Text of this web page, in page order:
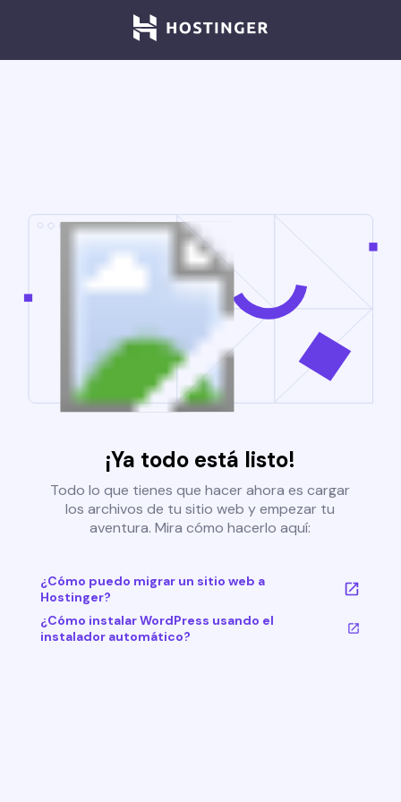
¡Ya todo está listo!
Todo lo que tienes que hacer ahora es cargar
los archivos de tu sitio web y empezar tu
aventura. Mira cómo hacerlo aquí:
¿Cómo puedo migrar un sitio web a
Hostinger?
¿Cómo instalar WordPress usando el
instalador automático?